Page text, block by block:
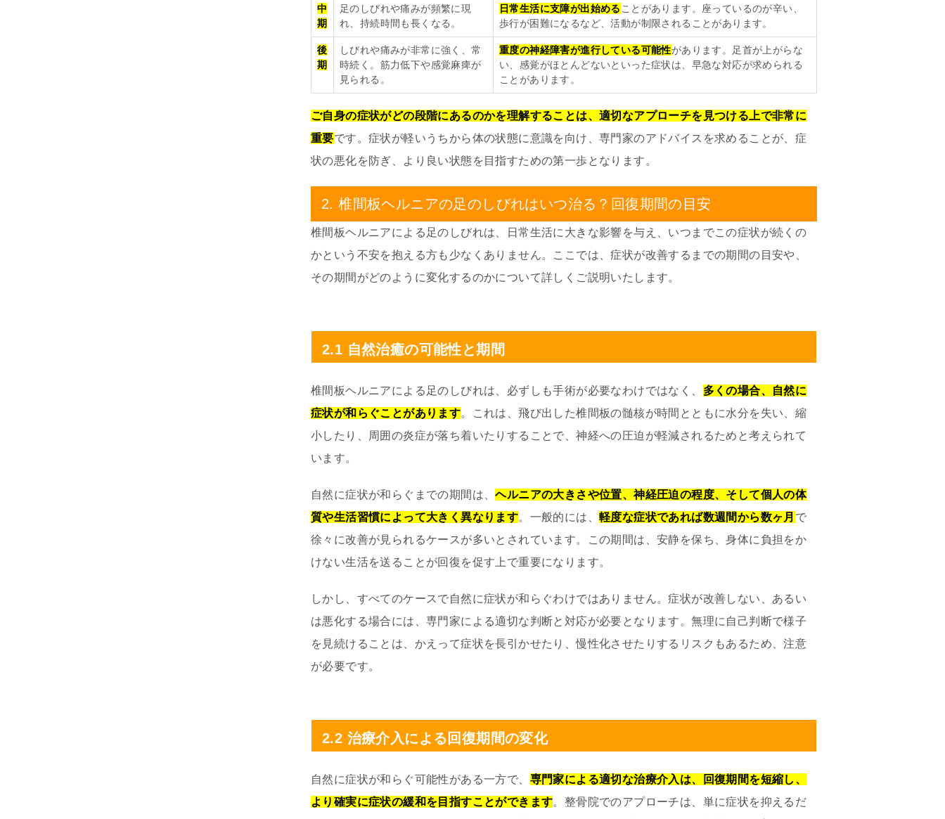
中
期
足のしびれや痛みが頻繁に現
れ、持続時間も長くなる。
日常生活に支障が出始める ことがあります。座っているのが辛い、
歩行が困難になるなど、活動が制限されることがあります。
後
期
しびれや痛みが非常に強く、常
時続く。筋力低下や感覚麻痺が
見られる。
重度の神経障害が進行している可能性があります。足首が上がらな
い、感覚がほとんどないといった症状は、早急な対応が求められる
ことがあります。
ご自身の症状がどの段階にあるのかを理解することは、適切なアプローチを見つける上で非常に
重要です。症状が軽いうちから体の状態に意識を向け、専門家のアドバイスを求めることが、症
状の悪化を防ぎ、より良い状態を目指すための第一歩となります。
2. 椎間板ヘルニアの足のしびれはいつ治る？回復期間の目安
椎間板ヘルニアによる足のしびれは、日常生活に大きな影響を与え、いつまでこの症状が続くの
かという不安を抱える方も少なくありません。ここでは、症状が改善するまでの期間の目安や、
その期間がどのように変化するのかについて詳しくご説明いたします。
2.1 自然治癒の可能性と期間
椎間板ヘルニアによる足のしびれは、必ずしも手術が必要なわけではなく、 多くの場合、自然に
症状が和らぐことがあります。これは、飛び出した椎間板の髄核が時間とともに水分を失い、縮
小したり、周囲の炎症が落ち着いたりすることで、神経への圧迫が軽減されるためと考えられて
います。
自然に症状が和らぐまでの期間は、ヘルニアの大きさや位置、神経圧迫の程度、そして個人の体
質や生活習慣によって大きく異なります。一般的には、軽度な症状であれば数週間から数ヶ月 で
徐々に改善が見られるケースが多いとされています。この期間は、安静を保ち、身体に負担をか
けない生活を送ることが回復を促す上で重要になります。
しかし、すべてのケースで自然に症状が和らぐわけではありません。症状が改善しない、あるい
は悪化する場合には、専門家による適切な判断と対応が必要となります。無理に自己判断で様子
を見続けることは、かえって症状を長引かせたり、慢性化させたりするリスクもあるため、注意
が必要です。
2.2 治療介入による回復期間の変化
自然に症状が和らぐ可能性がある一方で、 専門家による適切な治療介入は、回復期間を短縮し、
より確実に症状の緩和を目指すことができます。整骨院でのアプローチは、単に症状を抑えるだ